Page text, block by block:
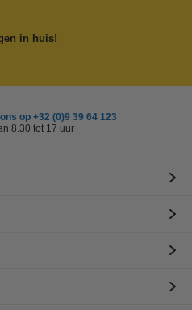
in huis!
op +32 (0)9 39 64 123
8.30 tot 17 uur